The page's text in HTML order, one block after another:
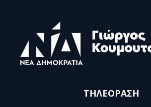
ΤΗΛΕΟΡΑΣΗ